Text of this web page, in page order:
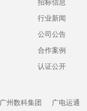
招标信息
行业新闻
公司公告
合作案例
认证公开
广州数科集团 广电运通